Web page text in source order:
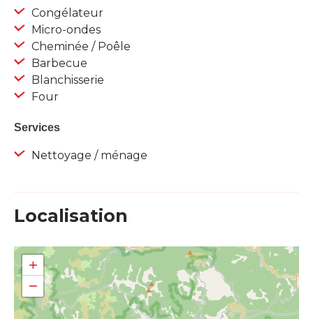
Congélateur
Micro-ondes
Cheminée / Poêle
Barbecue
Blanchisserie
Four
Services
Nettoyage / ménage
Localisation
+
−